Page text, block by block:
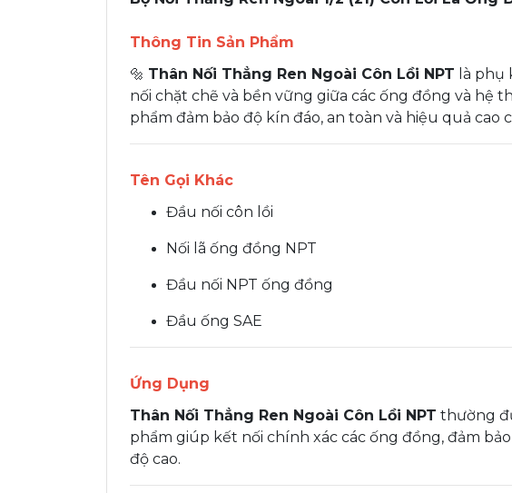
Thông Tin Sản Phẩm
🔩 Thân Nối Thẳng Ren Ngoài Côn Lồi NPT là
nối chặt chẽ và bền vững giữa các ống đồng và hệ
phẩm đảm bảo độ kín đáo, an toàn và hiệu quả cao
Tên Gọi Khác
Đầu nối côn lồi
Nối lã ống đồng NPT
Đầu nối NPT ống đồng
Đầu ống SAE
Ứng Dụng
Thân Nối Thẳng Ren Ngoài Côn Lồi NPT thường
phẩm giúp kết nối chính xác các ống đồng, đảm
độ cao.